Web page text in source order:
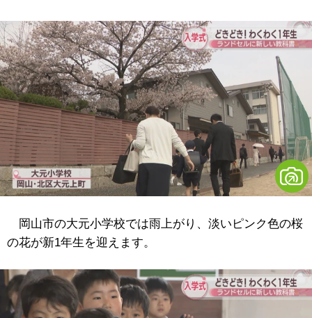
岡山市の大元小学校では雨上がり、淡いピンク色の桜
の花が新1年生を迎えます。